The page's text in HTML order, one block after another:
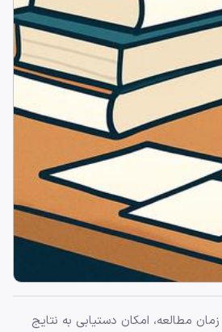
مطالعه، امکان دستیابی به نتایج